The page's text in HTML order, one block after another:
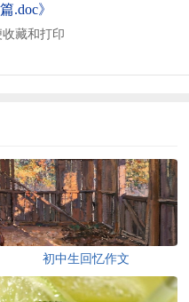
.doc》
藏和打印
初中生回忆作文